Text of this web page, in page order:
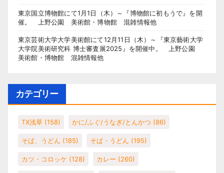
東京国立博物館にて1月1日（木）～『博物館に初もうで』を開
催。 上野公園 美術館・博物館 混雑情報他
東京芸術大学大学美術館にて12月11日（木）～『東京藝術大学
大学院美術研究科 博士審査展2025』を開催中。 上野公園
美術館・博物館 混雑情報他
カテゴリー
TX浅草 (158) かに/ふぐ/うなぎ/とんかつ (86)
そば、うどん (185) そば・うどん (195)
カツ・コロッケ (128) カレー (260)